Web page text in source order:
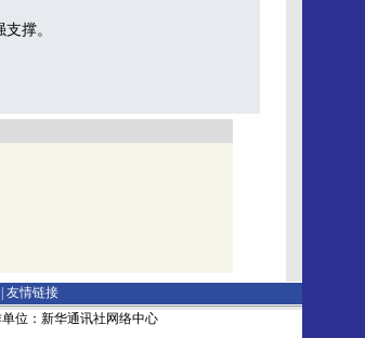
撑。
友情链接
位：新华通讯社网络中心